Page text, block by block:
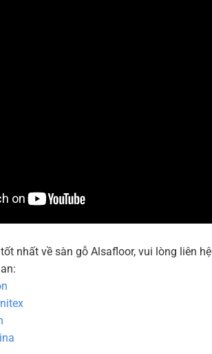
nhất về sàn gỗ Alsafloor, vui lòng liên hệ